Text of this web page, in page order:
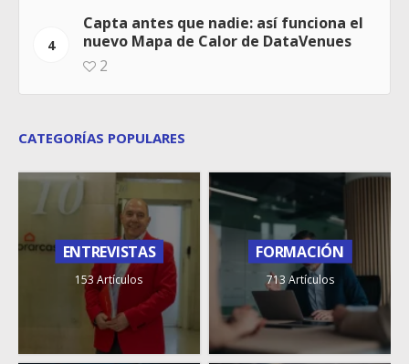
4
Capta antes que nadie: así funciona el
nuevo Mapa de Calor de DataVenues
2
CATEGORÍAS POPULARES
ENTREVISTAS
153 Artículos
FORMACIÓN
713 Artículos